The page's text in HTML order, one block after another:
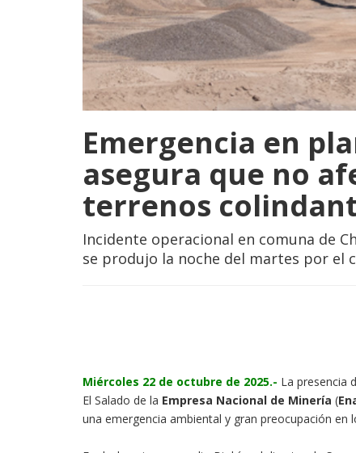
Emergencia en
asegura que no
terrenos
Incidente operacional en comuna de
se produjo la noche del martes por el
Miércoles 22 de octubre de 2025.- La presencia
El Salado de la Empresa Nacional de Minería (
una emergencia ambiental y gran preocupación